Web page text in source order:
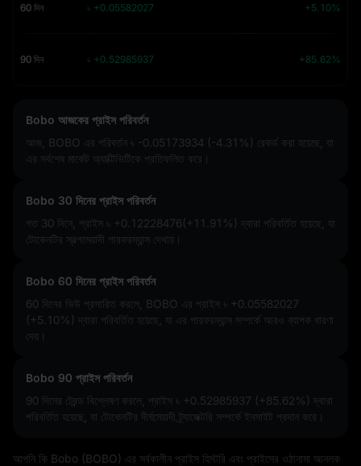
60 দিন ৳ +0.05582027 +5.10%
90 দিন ৳ +0.52985937 +85.62%
Bobo আজকের প্রাইস পরিবর্তন
আজ, BOBO এর পরিবর্তন ৳ -0.05173934 (-4.31%) রেকর্ড করা হয়েছে, যা
এর সর্বশেষ মার্কেট অ্যাক্টিভিটিকে প্রতিফলিত করে।
Bobo 30 দিনের প্রাইস পরিবর্তন
গত 30 দিনে, প্রাইস ৳ +0.12228476(+11.91%) দ্বারা পরিবর্তিত হয়েছে, যা
টোকেনটির স্বল্পমেয়াদী পারফরম্যান্স দেখায়।
Bobo 60 দিনের প্রাইস পরিবর্তন
60 দিনের ভিউ প্রসারিত করলে, BOBO এর প্রাইস ৳ +0.05582027
(+5.10%) দ্বারা পরিবর্তিত হয়েছে, যা এর পারফরম্যান্স সম্পর্কে আরও ব্যাপক ধারণা
দেয়।
Bobo 90 প্রাইস পরিবর্তন
90 দিনের ট্রেন্ড বিশ্লেষণ করলে, প্রাইস ৳ +0.52985937 (+85.62%) দ্বারা
পরিবর্তিত হয়েছে, যা টোকেনটির দীর্ঘমেয়াদী ট্র্যাজেক্টরি সম্পর্কে ইনসাইট প্রদান করে।
আপনি কি Bobo (BOBO) এর সর্বকালীন প্রাইস হিস্টরি এবং প্রাইসের ওঠানামা আনলক